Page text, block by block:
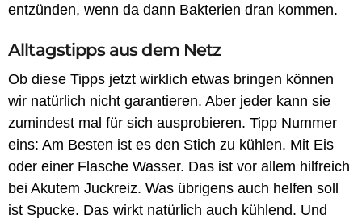
entzünden, wenn da dann Bakterien dran kommen.
Alltagstipps aus dem Netz
Ob diese Tipps jetzt wirklich etwas bringen können
wir natürlich nicht garantieren. Aber jeder kann sie
zumindest mal für sich ausprobieren. Tipp Nummer
eins: Am Besten ist es den Stich zu kühlen. Mit Eis
oder einer Flasche Wasser. Das ist vor allem hilfreich
bei Akutem Juckreiz. Was übrigens auch helfen soll
ist Spucke. Das wirkt natürlich auch kühlend. Und